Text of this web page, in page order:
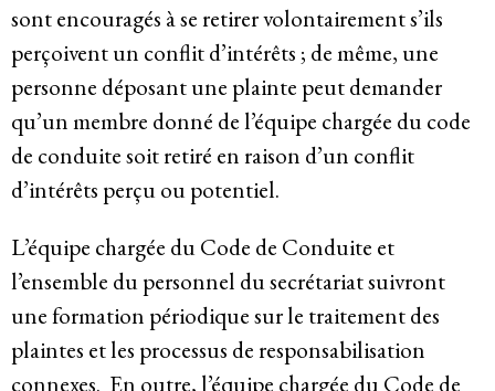
sont encouragés à se retirer volontairement s’ils
perçoivent un conflit d’intérêts ; de même, une
personne déposant une plainte peut demander
qu’un membre donné de l’équipe chargée du code
de conduite soit retiré en raison d’un conflit
d’intérêts perçu ou potentiel.
L’équipe chargée du Code de Conduite et
l’ensemble du personnel du secrétariat suivront
une formation périodique sur le traitement des
plaintes et les processus de responsabilisation
connexes. En outre, l’équipe chargée du Code de